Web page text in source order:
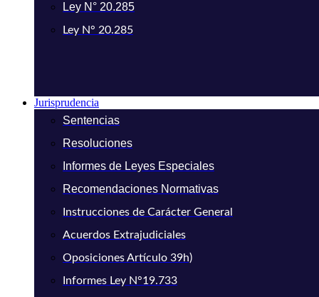
Ley N° 20.285
Ley N° 20.285
Jurisprudencia
Sentencias
Resoluciones
Informes de Leyes Especiales
Recomendaciones Normativas
Instrucciones de Carácter General
Acuerdos Extrajudiciales
Oposiciones Artículo 39h)
Informes Ley N°19.733